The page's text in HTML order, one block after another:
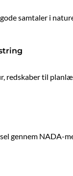
samtaler i
redskaber til
gennem NADA-